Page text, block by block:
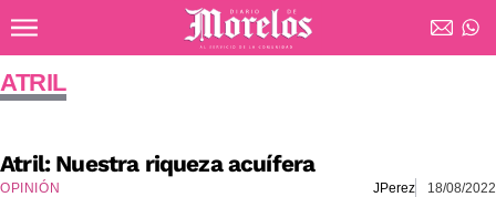
Diario de Morelos
ATRIL
Atril: Nuestra riqueza acuífera
OPINIÓN JPerez 18/08/2022